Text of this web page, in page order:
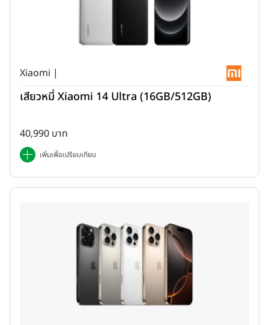
Xiaomi |
เสียวหมี่ Xiaomi 14 Ultra (16GB/512GB)
40,990 บาท
เพิ่มเพื่อเปรียบเทียบ